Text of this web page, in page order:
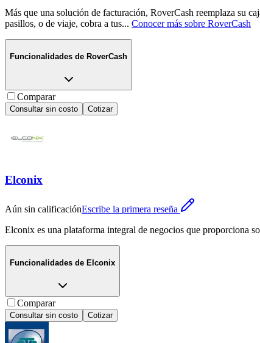
Más que una solución de facturación, RoverCash reemplaza su
pasillos, o de viaje, cobra a tus... Conocer más sobre RoverCash
Funcionalidades de RoverCash
Comparar
Consultar sin costo Cotizar
Elconix
Aún sin calificaciónEscribe la primera reseña
Elconix es una plataforma integral de negocios que proporciona
Funcionalidades de Elconix
Comparar
Consultar sin costo Cotizar